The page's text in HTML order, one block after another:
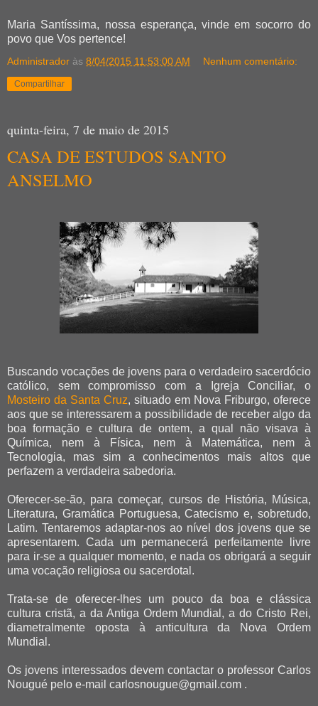
Maria Santíssima, nossa esperança, vinde em socorro do
povo que Vos pertence!
Administrador às 8/04/2015 11:53:00 AM Nenhum comentário:
Compartilhar
quinta-feira, 7 de maio de 2015
CASA DE ESTUDOS SANTO
ANSELMO
Buscando vocações de jovens para o verdadeiro sacerdócio
católico, sem compromisso com a Igreja Conciliar, o
Mosteiro da Santa Cruz, situado em Nova Friburgo, oferece
aos que se interessarem a possibilidade de receber algo da
boa formação e cultura de ontem, a qual não visava à
Química, nem à Física, nem à Matemática, nem à
Tecnologia, mas sim a conhecimentos mais altos que
perfazem a verdadeira sabedoria.
Oferecer-se-ão, para começar, cursos de História, Música,
Literatura, Gramática Portuguesa, Catecismo e, sobretudo,
Latim. Tentaremos adaptar-nos ao nível dos jovens que se
apresentarem. Cada um permanecerá perfeitamente livre
para ir-se a qualquer momento, e nada os obrigará a seguir
uma vocação religiosa ou sacerdotal.
Trata-se de oferecer-lhes um pouco da boa e clássica
cultura cristã, a da Antiga Ordem Mundial, a do Cristo Rei,
diametralmente oposta à anticultura da Nova Ordem
Mundial.
Os jovens interessados devem contactar o professor Carlos
Nougué pelo e-mail carlosnougue@gmail.com .